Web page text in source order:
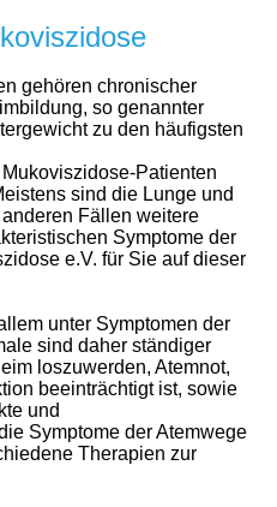
gehören chronischer
so genannter
zu den häufigsten
Patienten
sind die Lunge und
Fällen weitere
Symptome der
e.V. für Sie auf dieser
unter Symptomen der
sind daher ständiger
loszuwerden, Atemnot,
beeinträchtigt ist, sowie
und
Symptome der Atemwege
Therapien zur